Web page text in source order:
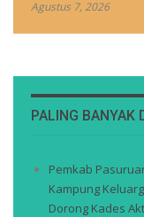
Agustus 7, 2026
PALING BANYAK
Pemkab
Kampung
Dorong Kades